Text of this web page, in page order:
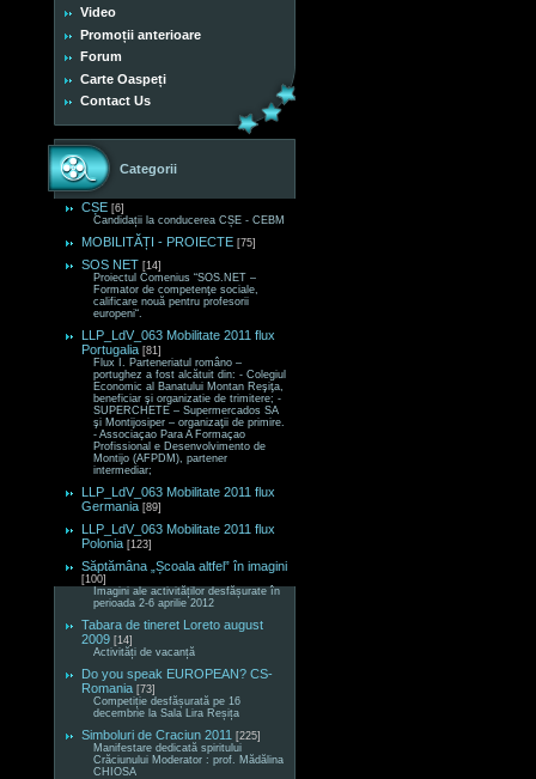
Video
Promoții anterioare
Forum
Carte Oaspeți
Contact Us
Categorii
CȘE [6]
Candidații la conducerea CȘE - CEBM
MOBILITĂȚI - PROIECTE [75]
SOS NET [14]
Proiectul Comenius “SOS.NET –
Formator de competenţe sociale,
calificare nouă pentru profesorii
europeni“.
LLP_LdV_063 Mobilitate 2011 flux
Portugalia [81]
Flux I. Parteneriatul româno –
portughez a fost alcătuit din: - Colegiul
Economic al Banatului Montan Reşiţa,
beneficiar şi organizatie de trimitere; -
SUPERCHETE – Supermercados SA
şi Montijosiper – organizaţii de primire.
- Associaçao Para A Formaçao
Profissional e Desenvolvimento de
Montijo (AFPDM), partener
intermediar;
LLP_LdV_063 Mobilitate 2011 flux
Germania [89]
LLP_LdV_063 Mobilitate 2011 flux
Polonia [123]
Săptămâna „Școala altfel” în imagini
[100]
Imagini ale activităților desfășurate în
perioada 2-6 aprilie 2012
Tabara de tineret Loreto august
2009 [14]
Activități de vacanță
Do you speak EUROPEAN? CS-
Romania [73]
Competiție desfășurată pe 16
decembrie la Sala Lira Reșița
Simboluri de Craciun 2011 [225]
Manifestare dedicată spiritului
Crăciunului Moderator : prof. Mădălina
CHIOSA